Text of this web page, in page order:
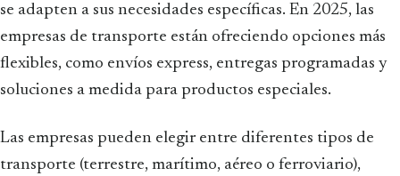
se adapten a sus necesidades específicas. En 2025, las
empresas de transporte están ofreciendo opciones más
flexibles, como envíos express, entregas programadas y
soluciones a medida para productos especiales.
Las empresas pueden elegir entre diferentes tipos de
transporte (terrestre, marítimo, aéreo o ferroviario),